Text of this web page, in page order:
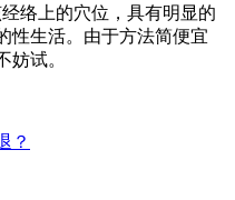
络上的穴位，具有明显的
性生活。由于方法简便宜
妨试。
？